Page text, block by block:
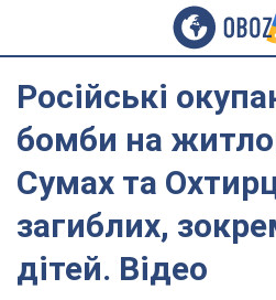
Російські
бомби на
Сумах та
загиблих,
дітей. Відео